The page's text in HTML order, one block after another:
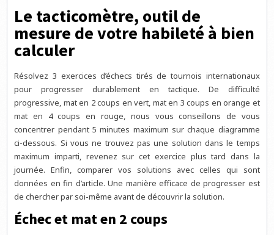
Le tacticomètre, outil de
mesure de votre habileté à bien
calculer
Résolvez 3 exercices d’échecs tirés de tournois internationaux
pour progresser durablement en tactique. De difficulté
progressive, mat en 2 coups en vert, mat en 3 coups en orange et
mat en 4 coups en rouge, nous vous conseillons de vous
concentrer pendant 5 minutes maximum sur chaque diagramme
ci-dessous. Si vous ne trouvez pas une solution dans le temps
maximum imparti, revenez sur cet exercice plus tard dans la
journée. Enfin, comparer vos solutions avec celles qui sont
données en fin d’article. Une manière efficace de progresser est
de chercher par soi-même avant de découvrir la solution.
Échec et mat en 2 coups